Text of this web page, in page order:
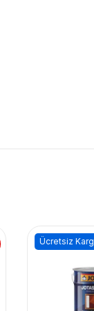
Ücretsiz Kargo